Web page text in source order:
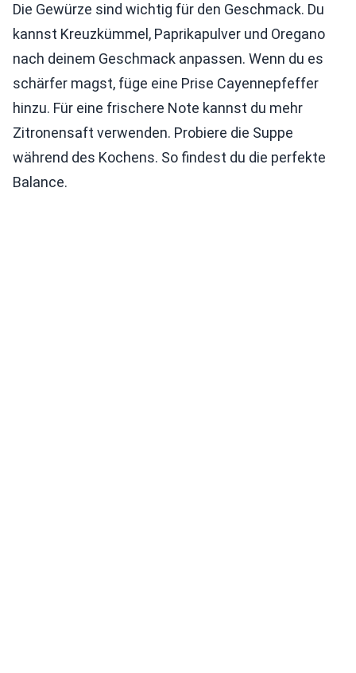
Die Gewürze sind wichtig für den Geschmack. Du
kannst Kreuzkümmel, Paprikapulver und Oregano
nach deinem Geschmack anpassen. Wenn du es
schärfer magst, füge eine Prise Cayennepfeffer
hinzu. Für eine frischere Note kannst du mehr
Zitronensaft verwenden. Probiere die Suppe
während des Kochens. So findest du die perfekte
Balance.